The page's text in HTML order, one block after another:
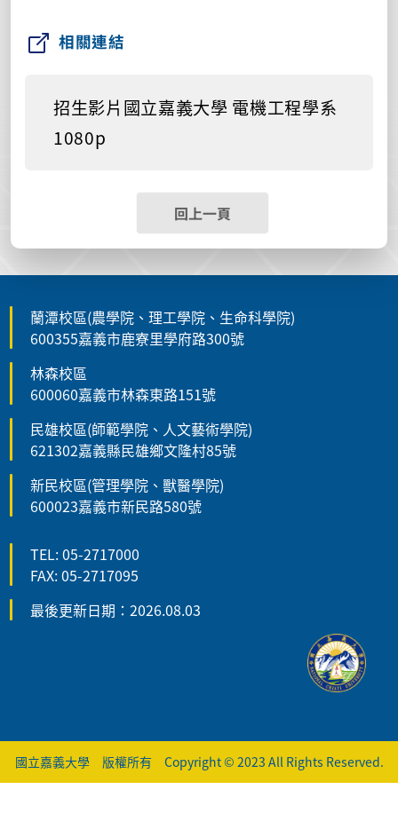
相關連結
招生影片國立嘉義大學 電機工程學系
1080p
回上一頁
蘭潭校區(農學院、理工學院、生命科學院)
600355嘉義市鹿寮里學府路300號
林森校區
600060嘉義市林森東路151號
民雄校區(師範學院、人文藝術學院)
621302嘉義縣民雄鄉文隆村85號
新民校區(管理學院、獸醫學院)
600023嘉義市新民路580號
TEL: 05-2717000
FAX: 05-2717095
最後更新日期：2026.08.03
國立嘉義大學 版權所有 Copyright © 2023 All Rights Reserved.